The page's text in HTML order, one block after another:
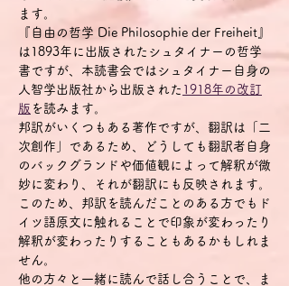
ます。
『自由の哲学 Die Philosophie der Freiheit』
は1893年に出版されたシュタイナーの哲学
書ですが、本読書会ではシュタイナー自身の
人智学出版社から出版された 1918年の改訂
版 を読みます。
邦訳がいくつもある著作ですが、翻訳は「二
次創作」であるため、どうしても翻訳者自身
のバックグランドや価値観によって解釈が微
妙に変わり、それが翻訳にも反映されます。
このため、邦訳を読んだことのある方でもド
イツ語原文に触れることで印象が変わったり
解釈が変わったりすることもあるかもしれま
せん。
他の方々と一緒に読んで話し合うことで、ま